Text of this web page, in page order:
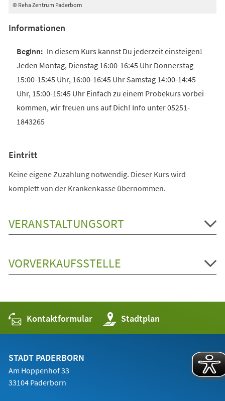
© Reha Zentrum Paderborn
Informationen
In diesem Kurs kannst Du jederzeit einsteigen!
Jeden Montag, Dienstag 16:00-16:45 Uhr Donnerstag
15:00-15:45 Uhr, 16:00-16:45 Uhr Samstag 14:00-14:45
Uhr, 15:00-15:45 Uhr Einfach zu einem Probekurs vorbei
kommen, wir freuen uns auf Dich! Info unter 05251-
1843265
Eintritt
Keine eigene Zuzahlung notwendig. Dieser Kurs wird
komplett von der Krankenkasse übernommen.
VERANSTALTUNGSORT
VORVERKAUFSSTELLE
Kontaktformular Stadtplan
(Öffnet
in
einem
STADT PADERBORN
Am Hoppenhof 33
33104 Paderborn